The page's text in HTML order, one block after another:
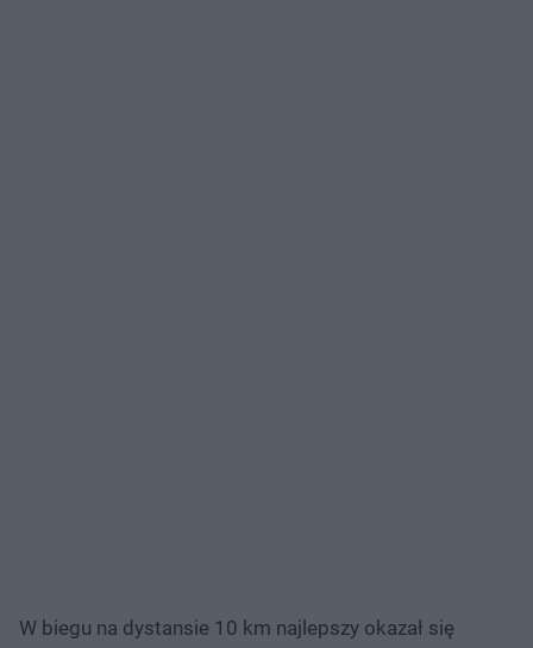
W biegu na dystansie 10 km najlepszy okazał się